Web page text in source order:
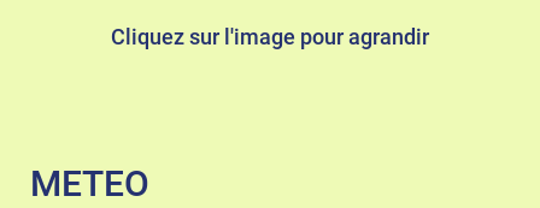
Cliquez sur l'image pour agrandir
METEO